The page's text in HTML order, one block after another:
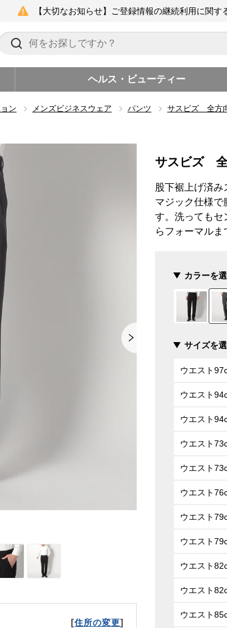
【大切なお知らせ】ご登録情報の継続利用に関す
ヘルス・ビューティー
ン メンズビジネスウェア パンツ サスビズ 全方
[住所の変更]
サスビズ
股下裾上げ済み
マジック仕様で
す。洗ってもセ
らフォーマルま
カラーを
サイズを
ウエスト
ウエスト
ウエスト
ウエスト
ウエスト
ウエスト
ウエスト
ウエスト
ウエスト
ウエスト
ウエスト